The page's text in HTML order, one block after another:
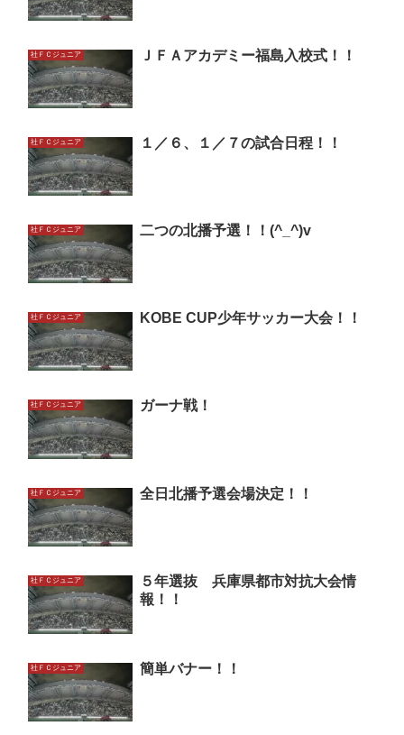
社ＦＣジュニア ＪＦＡアカデミー福島入校式！！
社ＦＣジュニア １／６、１／７の試合日程！！
社ＦＣジュニア 二つの北播予選！！(^_^)v
社ＦＣジュニア KOBE CUP少年サッカー大会！！
社ＦＣジュニア ガーナ戦！
社ＦＣジュニア 全日北播予選会場決定！！
社ＦＣジュニア
５年選抜 兵庫県都市対抗大会情
報！！
社ＦＣジュニア 簡単バナー！！